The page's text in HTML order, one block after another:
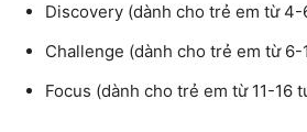
Discovery (dành cho trẻ em từ
Challenge (dành cho trẻ em từ 6-
Focus (dành cho trẻ em từ 11-16